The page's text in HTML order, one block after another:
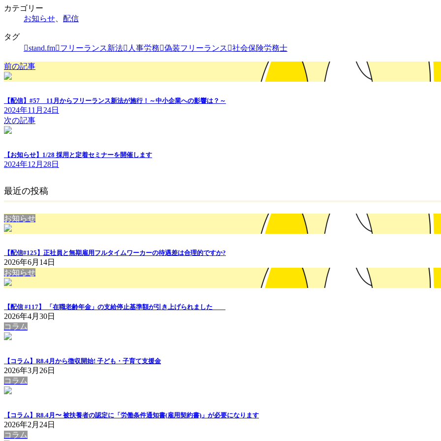
カテゴリー
お知らせ
配信
タグ
stand.fm
フリーランス新法 人事労務 偽装フリーランス 社会保険労務士
前の記事
【配信】#57 11月からフリーランス新法が施行！～中小企業への影響は？～
2024年11月24日
次の記事
【お知らせ】1/28 採用と定着セミナーを開催します
2024年12月28日
最近の投稿
お知らせ
【配信#125】正社員と無期雇用フルタイムワーカーの待遇差は合理的ですか?
2026年6月14日
お知らせ
【配信 #117】 「在職老齢年金」の支給停止基準額が引き上げられました
2026年4月30日
コラム
【コラム】R8.4月から徴収開始! 子ども・子育て支援金
2026年3月26日
コラム
【コラム】R8.4月〜 被扶養者の認定に「労働条件通知書(雇用契約書)」が必要になります
2026年2月24日
コラム